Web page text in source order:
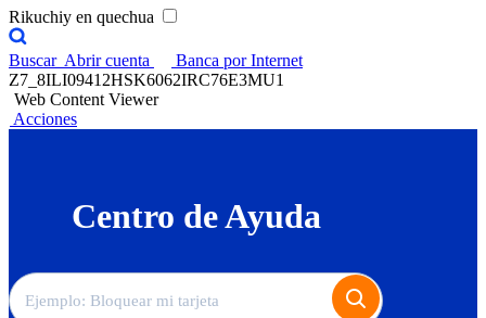
Rikuchiy en quechua
Buscar Abrir cuenta
Banca por Internet
Z7_8ILI09412HSK6062IRC76E3MU1
Web Content Viewer
Acciones
Centro de Ayuda